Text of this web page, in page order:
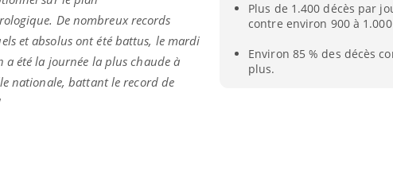
Plus de 1.400 décès par
contre environ 900 à
Environ 85 % des décès
plus.
De nombreux records
et absolus ont été battus, le mardi
a été la journée la plus chaude à
nationale, battant le record de